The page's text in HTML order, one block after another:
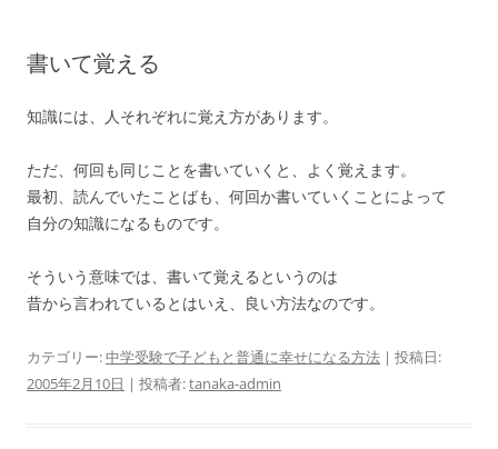
書いて覚える
知識には、人それぞれに覚え方があります。
ただ、何回も同じことを書いていくと、よく覚えます。
最初、読んでいたことばも、何回か書いていくことによって
自分の知識になるものです。
そういう意味では、書いて覚えるというのは
昔から言われているとはいえ、良い方法なのです。
カテゴリー:中学受験で子どもと普通に幸せになる方法 | 投稿日:
2005年2月10日 | 投稿者:tanaka-admin